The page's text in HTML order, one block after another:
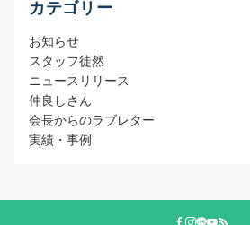
カテゴリー
お知らせ
スタッフ徒然
ニュースリリース
仲良しさん
会長からのラブレター
実績・事例